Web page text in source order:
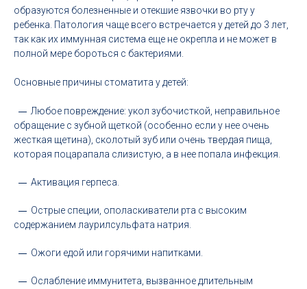
образуются болезненные и отекшие язвочки во рту у
ребенка. Патология чаще всего встречается у детей до 3 лет,
так как их иммунная система еще не окрепла и не может в
полной мере бороться с бактериями.
Основные причины стоматита у детей:
Любое повреждение: укол зубочисткой, неправильное
обращение с зубной щеткой (особенно если у нее очень
жесткая щетина), сколотый зуб или очень твердая пища,
которая поцарапала слизистую, а в нее попала инфекция.
Активация герпеса.
Острые специи, ополаскиватели рта с высоким
содержанием лаурилсульфата натрия.
Ожоги едой или горячими напитками.
Ослабление иммунитета, вызванное длительным